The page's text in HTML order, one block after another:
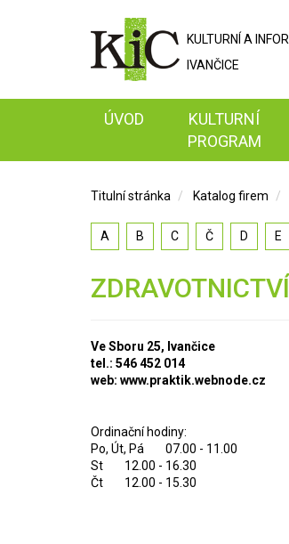
KULTURNÍ A
IVANČICE
ÚVOD
KULTURNÍ
PROGRAM
Titulní stránka Katalog firem
A B C Č D E
Ve Sboru 25, Ivančice
tel.: 546 452 014
web: www.praktik.webnode.cz
Ordinační hodiny:
Po, Út, Pá 07.00 - 11.00
St 12.00 - 16.30
Čt 12.00 - 15.30